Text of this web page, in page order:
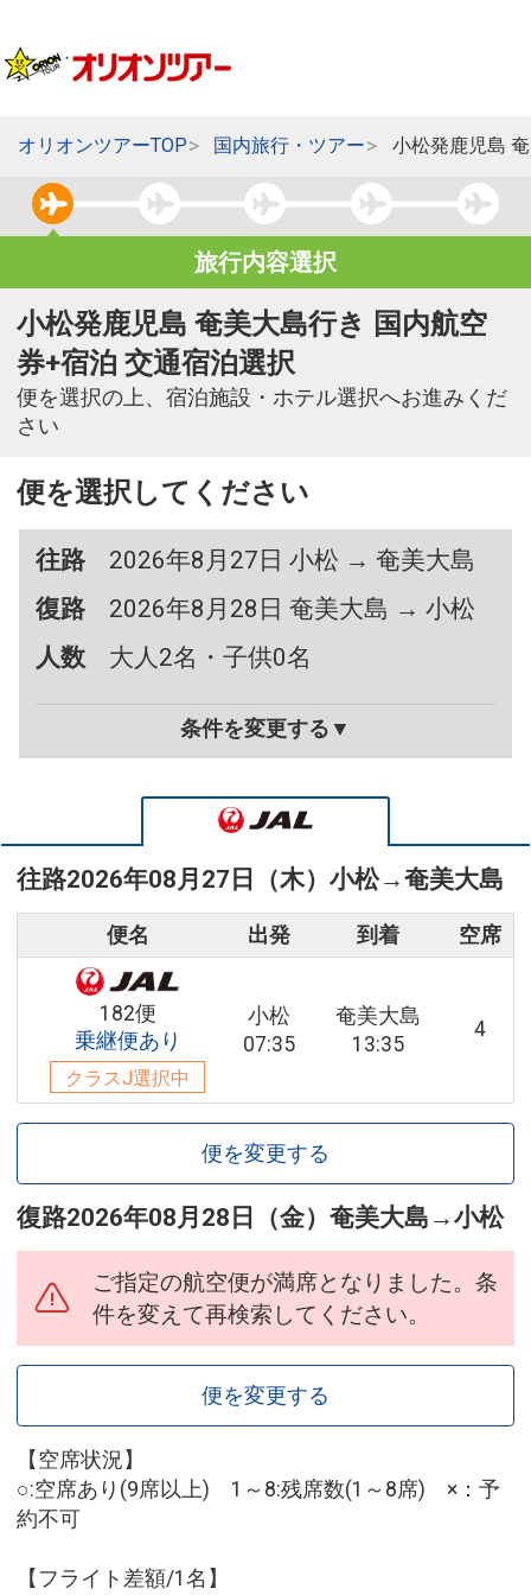
オリオンツアーTOP 国内旅行・ツアー 小松発鹿児島
旅行内容選択
小松発鹿児島 奄美大島行き 国内航空
券+宿泊 交通宿泊選択
便を選択の上、宿泊施設・ホテル選択へお進みくだ
さい
便を選択してください
往路
2026年8月27日 小松 → 奄美大島
復路
2026年8月28日 奄美大島 → 小松
人数
大人2名・子供0名
条件を変更する▼
往路2026年08月27日（木） 小松→奄美大島
便名 出発 到着 空席
182便
乗継便あり
クラスJ選択中
小松
07:35
奄美大島
13:35
4
便を変更する
復路2026年08月28日（金） 奄美大島 →小松
ご指定の航空便が満席となりました。条
件を変えて再検索してください。
便を変更する
【空席状況】
○:空席あり(9席以上) 1～8:残席数(1～8席) ×：予
約不可
【フライト差額/1名】